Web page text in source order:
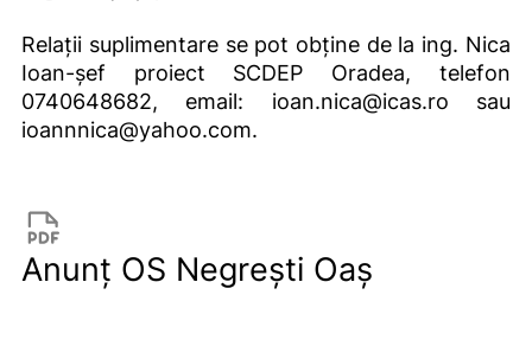
Relaţii suplimentare se pot obţine de la ing. Nica
Ioan-şef proiect SCDEP Oradea, telefon
0740648682, email: ioan.nica@icas.ro sau
ioannnica@yahoo.com.
Anunț OS Negrești Oaș